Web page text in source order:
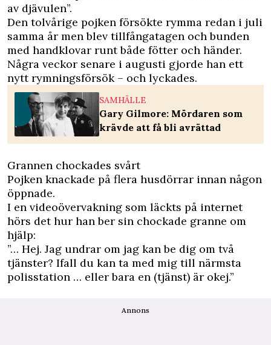
av djävulen”.
Den tolvårige pojken försökte rymma redan i juli
samma år men blev tillfångatagen och bunden
med handklovar runt både fötter och händer.
Några veckor senare i augusti gjorde han ett
nytt rymningsförsök – och lyckades.
SAMHÄLLE
Gary Gilmore: Mördaren som
krävde att få bli avrättad
Grannen chockades svårt
Pojken knackade på flera husdörrar innan någon
öppnade.
I en videoövervakning som läckts på internet
hörs det hur han ber sin chockade granne om
hjälp:
”… Hej. Jag undrar om jag kan be dig om två
tjänster? Ifall du kan ta med mig till närmsta
polisstation … eller bara en (tjänst) är okej.”
Annons